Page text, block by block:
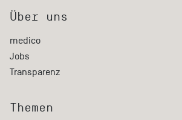
Über uns
medico
Jobs
Transparenz
Themen